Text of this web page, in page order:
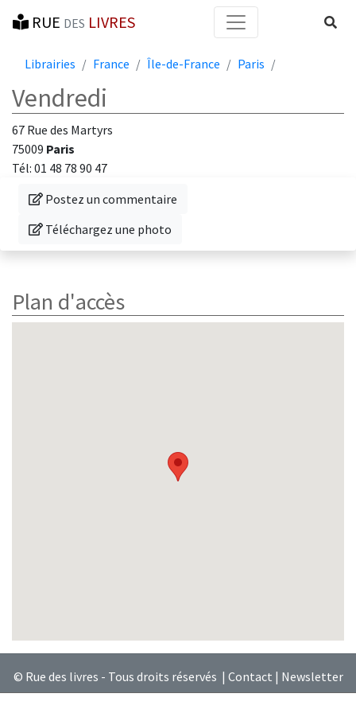
RUE DES LIVRES
Librairies France Île-de-France Paris
Vendredi
67 Rue des Martyrs
75009 Paris
Tél: 01 48 78 90 47
Donnez votre avis sur cette librairie
Postez un commentaire
Téléchargez une photo de cette librairie
Téléchargez une photo
Plan d'accès
© Rue des livres - Tous droits réservés | Contact | Newsletter